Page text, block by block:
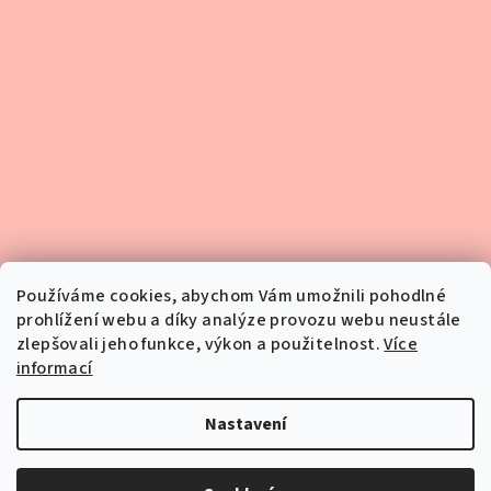
Používáme cookies, abychom Vám umožnili pohodlné
prohlížení webu a díky analýze provozu webu neustále
zlepšovali jeho funkce, výkon a použitelnost.Více
informací
Nastavení
Kontakt
eshop
infofila.cz
720 388 908